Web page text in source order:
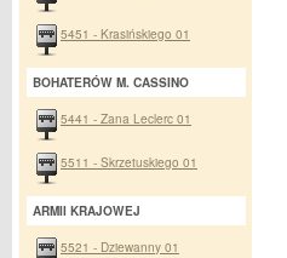
5451 - Krasińskiego 01
BOHATERÓW M. CASSINO
5441 - Zana Leclerc 01
5511 - Skrzetuskiego 01
ARMII KRAJOWEJ
5521 - Dziewanny 01